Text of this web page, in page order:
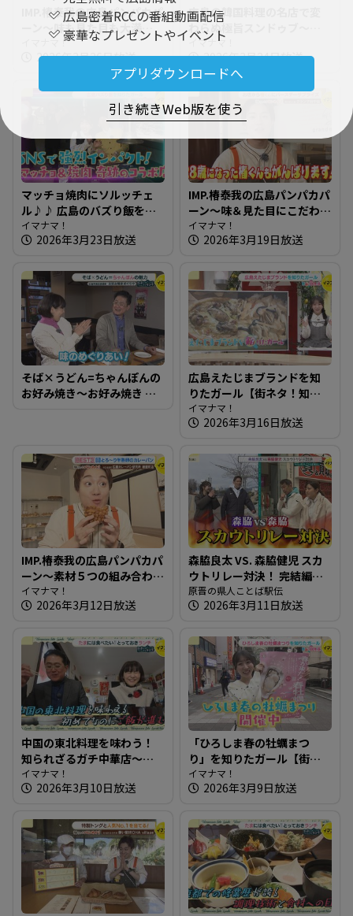
広島密着RCCの番組動画配信
豪華なプレゼントやイベント
アプリダウンロードへ
引き続きWeb版を使う
IMP.椿泰我の広島パンパカパ
ーン～味も見た目も大満
足！クロワッサン専門店 ＆
椿泰我 IMP.初！始球式に挑
イマナマ！
2026年3月26日放送
広島の韓国料理の名店で変
わらぬ極旨スンドゥブ～オ
ンドルバン【たまにはそと
ランチ】
イマナマ！
2026年3月24日放送
マッチョ焼肉にソルッチェ
ル♪♪ 広島のバズり飯を知
りたガール【街ネタ！知り
たガール】
イマナマ！
2026年3月23日放送
IMP.椿泰我の広島パンパカパ
ーン～味＆見た目にこだわ
り！新商品も人気なパン屋
さん
イマナマ！
2026年3月19日放送
そば×うどん=ちゃんぽんの
お好み焼き～お好み焼き め
広島えたじまブランドを知
りたガール【街ネタ！知り
たガール】
イマナマ！
2026年3月16日放送
IMP.椿泰我の広島パンパカパ
ーン～素材５つの組み合わ
せにこだわるカレーパン専
門店
イマナマ！
2026年3月12日放送
森脇良太 VS. 森脇健児 スカ
ウトリレー対決！ 完結編
【県人ことば駅伝】
原晋の県人ことば駅伝
2026年3月11日放送
中国の東北料理を味わう！
知られざるガチ中華店～韓
華 美食屋【たまにはそとラ
ンチ】
イマナマ！
2026年3月10日放送
「ひろしま春の牡蠣まつ
り」を知りたガール【街ネ
タ！知りたガール】
イマナマ！
2026年3月9日放送